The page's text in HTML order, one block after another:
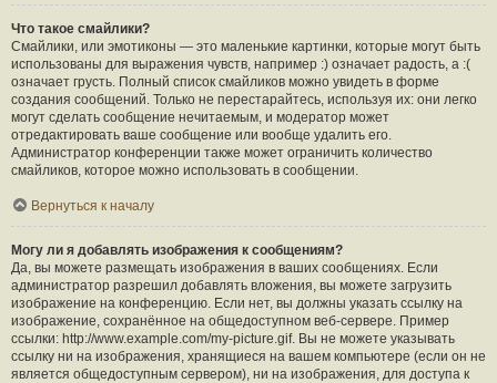
Что такое смайлики?
Смайлики, или эмотиконы — это маленькие картинки, которые могут быть
использованы для выражения чувств, например :) означает радость, а :(
означает грусть. Полный список смайликов можно увидеть в форме
создания сообщений. Только не перестарайтесь, используя их: они легко
могут сделать сообщение нечитаемым, и модератор может
отредактировать ваше сообщение или вообще удалить его.
Администратор конференции также может ограничить количество
смайликов, которое можно использовать в сообщении.
Вернуться к началу
Могу ли я добавлять изображения к сообщениям?
Да, вы можете размещать изображения в ваших сообщениях. Если
администратор разрешил добавлять вложения, вы можете загрузить
изображение на конференцию. Если нет, вы должны указать ссылку на
изображение, сохранённое на общедоступном веб-сервере. Пример
ссылки: http://www.example.com/my-picture.gif. Вы не можете указывать
ссылку ни на изображения, хранящиеся на вашем компьютере (если он не
является общедоступным сервером), ни на изображения, для доступа к